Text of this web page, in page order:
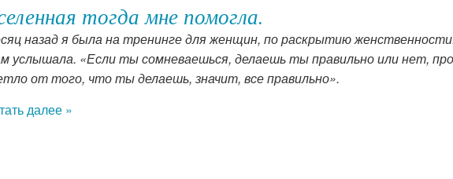
тогда мне помогла.
назад я была на тренинге для женщин, по раскрытию
услышала. «Если ты сомневаешься, делаешь ты правильно или нет,
от того, что ты делаешь, значит, все правильно».
далее »